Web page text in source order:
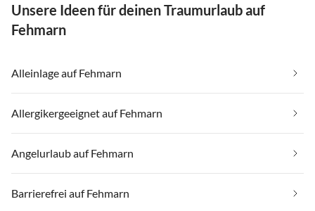
Unsere Ideen für deinen Traumurlaub auf
Fehmarn
Alleinlage auf Fehmarn
Allergikergeeignet auf Fehmarn
Angelurlaub auf Fehmarn
Barrierefrei auf Fehmarn